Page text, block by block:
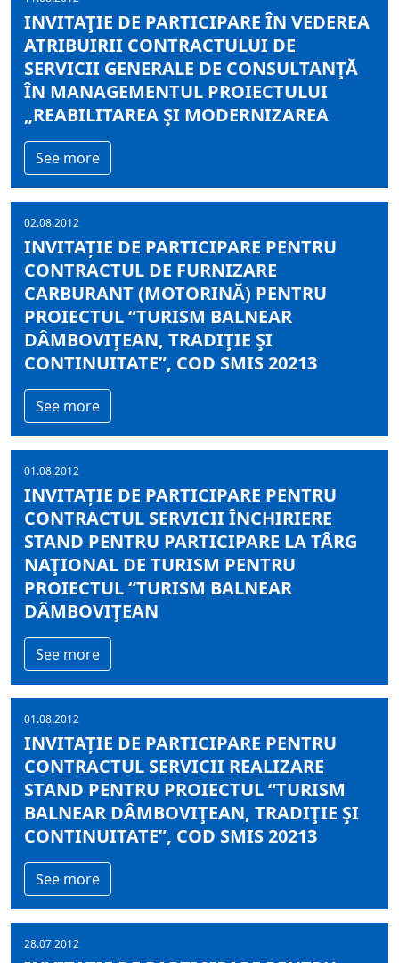
INVITAŢIE DE PARTICIPARE ÎN VEDEREA
ATRIBUIRII CONTRACTULUI DE
SERVICII GENERALE DE CONSULTANŢĂ
ÎN MANAGEMENTUL PROIECTULUI
„REABILITAREA ŞI MODERNIZAREA
See more
02.08.2012
INVITAȚIE DE PARTICIPARE PENTRU
CONTRACTUL DE FURNIZARE
CARBURANT (MOTORINĂ) PENTRU
PROIECTUL “TURISM BALNEAR
DÂMBOVIŢEAN, TRADIŢIE ŞI
CONTINUITATE”, COD SMIS 20213
See more
01.08.2012
INVITAȚIE DE PARTICIPARE PENTRU
CONTRACTUL SERVICII ÎNCHIRIERE
STAND PENTRU PARTICIPARE LA TÂRG
NAŢIONAL DE TURISM PENTRU
PROIECTUL “TURISM BALNEAR
DÂMBOVIŢEAN
See more
01.08.2012
INVITAȚIE DE PARTICIPARE PENTRU
CONTRACTUL SERVICII REALIZARE
STAND PENTRU PROIECTUL “TURISM
BALNEAR DÂMBOVIŢEAN, TRADIŢIE ŞI
CONTINUITATE”, COD SMIS 20213
See more
28.07.2012